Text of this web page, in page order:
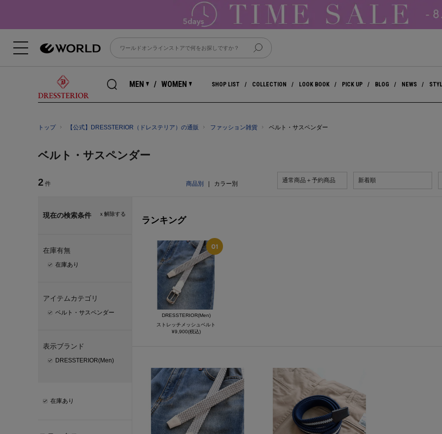
MEN WOMEN SHOP LIST COLLECTION LOOK BOOK PICK UP BLOG NEWS
トップ 【公式】DRESSTERIOR（ドレステリア）の通販 ファッション雑貨 ベルト・サスペンダー
ベルト・サスペンダー
2 件 商品別 カラー別 通常商品＋予約商品 新着順
ｘ解除する
現在の検索条件
在庫有無
在庫あり
アイテムカテゴリ
ベルト・サスペンダー
表示ブランド
DRESSTERIOR(Men)
在庫あり
ランキング
DRESSTERIOR(Men)
ストレッチメッシュベルト
¥9,900(税込)